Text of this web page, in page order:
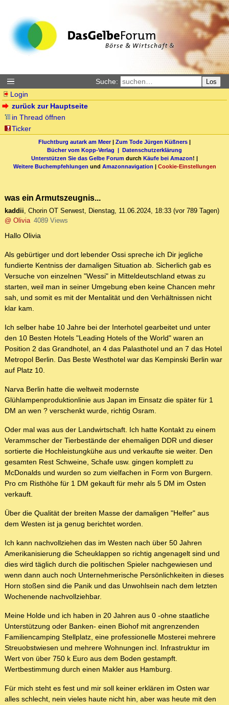
Suche: Los
Login
zurück zur Hauptseite
in Thread öffnen
Ticker
Fluchtburg autark am Meer| Zum Tode Jürgen Küßners |
Bücher vom Kopp-Verlag | Datenschutzerklärung
Unterstützen Sie das Gelbe Forum durch Käufe bei Amazon! |
Weitere Buchempfehlungen und Amazonnavigation | Cookie-Einstellungen
was ein Armutszeugnis...
kaddii, Chorin OT Serwest, Dienstag, 11.06.2024, 18:33 (vor 789 Tagen)
@ Olivia 4089 Views
Hallo Olivia
Als gebürtiger und dort lebender Ossi spreche ich Dir jegliche
fundierte Kentniss der damaligen Situation ab. Sicherlich gab es
Versuche von einzelnen "Wessi" in Mitteldeutschland etwas zu
starten, weil man in seiner Umgebung eben keine Chancen mehr
sah, und somit es mit der Mentalität und den Verhältnissen nicht
klar kam.
Ich selber habe 10 Jahre bei der Interhotel gearbeitet und unter
den 10 Besten Hotels "Leading Hotels of the World" waren an
Position 2 das Grandhotel, an 4 das Palasthotel und an 7 das Hotel
Metropol Berlin. Das Beste Westhotel war das Kempinski Berlin war
auf Platz 10.
Narva Berlin hatte die weltweit modernste
Glühlampenproduktionlinie aus Japan im Einsatz die später für 1
DM an wen ? verschenkt wurde, richtig Osram.
Oder mal was aus der Landwirtschaft. Ich hatte Kontakt zu einem
Verammscher der Tierbestände der ehemaligen DDR und dieser
sortierte die Hochleistungkühe aus und verkaufte sie weiter. Den
gesamten Rest Schweine, Schafe usw. gingen komplett zu
McDonalds und wurden so zum vielfachen in Form von Burgern.
Pro cm Risthöhe für 1 DM gekauft für mehr als 5 DM im Osten
verkauft.
Über die Qualität der breiten Masse der damaligen "Helfer" aus
dem Westen ist ja genug berichtet worden.
Ich kann nachvollziehen das im Westen nach über 50 Jahren
Amerikanisierung die Scheuklappen so richtig angenagelt sind und
dies wird täglich durch die politischen Spieler nachgewiesen und
wenn dann auch noch Unternehmerische Persönlichkeiten in dieses
Horn stoßen sind die Panik und das Unwohlsein nach dem letzten
Wochenende nachvollziehbar.
Meine Holde und ich haben in 20 Jahren aus 0 -ohne staatliche
Unterstützung oder Banken- einen Biohof mit angrenzenden
Familiencamping Stellplatz, eine professionelle Mosterei mehrere
Streuobstwiesen und mehrere Wohnungen incl. Infrastruktur im
Wert von über 750 k Euro aus dem Boden gestampft.
Wertbestimmung durch einen Makler aus Hamburg.
Für mich steht es fest und mir soll keiner erklären im Osten war
alles schlecht, nein vieles haute nicht hin, aber was heute mit den